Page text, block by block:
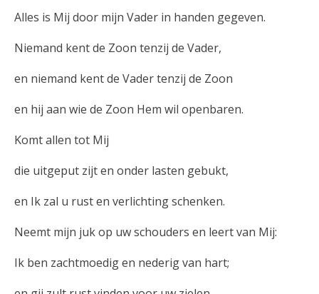
Alles is Mij door mijn Vader in handen gegeven.
Niemand kent de Zoon tenzij de Vader,
en niemand kent de Vader tenzij de Zoon
en hij aan wie de Zoon Hem wil openbaren.
Komt allen tot Mij
die uitgeput zijt en onder lasten gebukt,
en Ik zal u rust en verlichting schenken.
Neemt mijn juk op uw schouders en leert van Mij:
Ik ben zachtmoedig en nederig van hart;